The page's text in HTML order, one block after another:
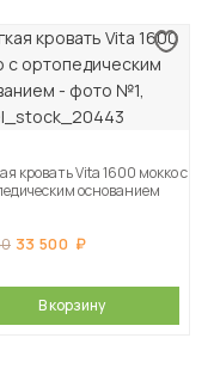
кровать Vita 1600 мокко с
основанием
33 500
В корзину